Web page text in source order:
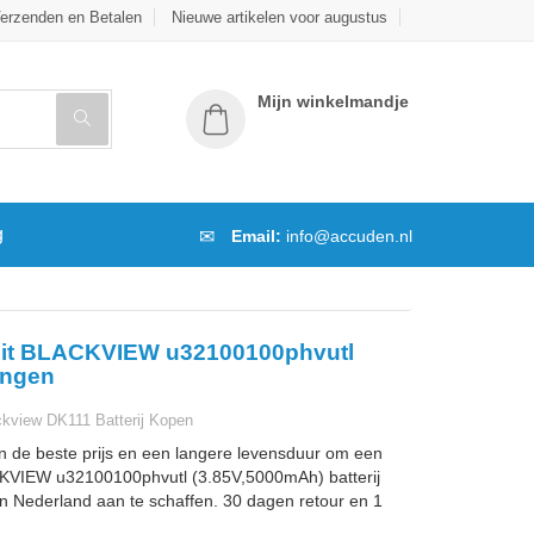
en Betalen Nieuwe artikelen voor augustus
Mijn winkelmandje
Email: info@accuden.nl
BLACKVIEW u32100100phvutl
DK111 Batterij Kopen
de beste prijs en een langere levensduur om een
u32100100phvutl (3.85V,5000mAh) batterij
Nederland aan te schaffen. 30 dagen retour en 1